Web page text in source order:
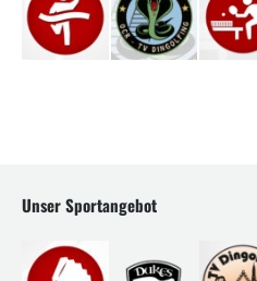
Unser Sportangebot